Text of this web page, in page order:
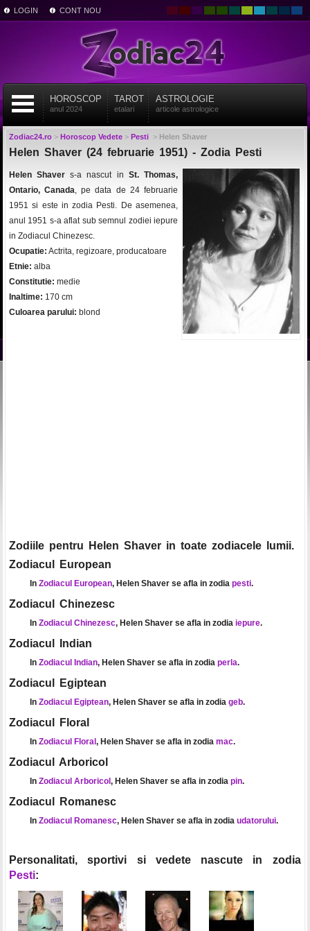
LOGIN CONT NOU
HOROSCOP
anul 2024
TAROT
etalari
ASTROLOGIE
articole astrologice
Zodiac24.ro> Horoscop Vedete> Pesti> Helen Shaver
Helen Shaver (24 februarie 1951) - Zodia Pesti
Helen Shaver s-a nascut in St. Thomas,
Ontario, Canada, pe data de 24 februarie
1951 si este in zodia Pesti. De asemenea,
anul 1951 s-a aflat sub semnul zodiei iepure
in Zodiacul Chinezesc.
Ocupatie: Actrita, regizoare, producatoare
Etnie: alba
Constitutie: medie
Inaltime: 170 cm
Culoarea parului: blond
Zodiile pentru Helen Shaver in toate zodiacele lumii.
Zodiacul European
In Zodiacul European, Helen Shaver se afla in zodia pesti.
Zodiacul Chinezesc
In Zodiacul Chinezesc, Helen Shaver se afla in zodia iepure.
Zodiacul Indian
In Zodiacul Indian, Helen Shaver se afla in zodia perla.
Zodiacul Egiptean
In Zodiacul Egiptean, Helen Shaver se afla in zodia geb.
Zodiacul Floral
In Zodiacul Floral, Helen Shaver se afla in zodia mac.
Zodiacul Arboricol
In Zodiacul Arboricol, Helen Shaver se afla in zodia pin.
Zodiacul Romanesc
In Zodiacul Romanesc, Helen Shaver se afla in zodia udatorului.
Personalitati, sportivi si vedete nascute in zodia
Pesti: